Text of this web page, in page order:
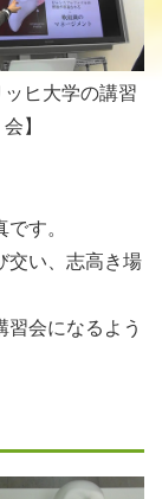
ッヒ大学の講習
会】
す。
交い、志高き場
習会になるよう